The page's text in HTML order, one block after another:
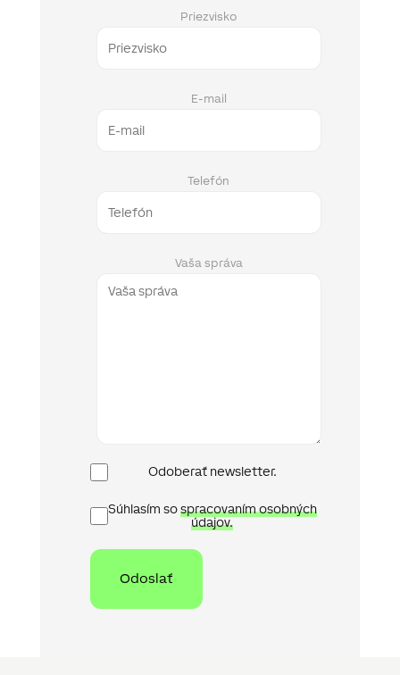
Priezvisko
E-mail
Telefón
Vaša správa
Newsletter
Odoberať newsletter.
Ochrana
osobních
údajů
Súhlasím sospracovaním osobných
údajov.